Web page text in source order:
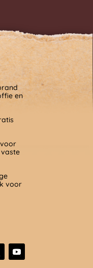
en
voor